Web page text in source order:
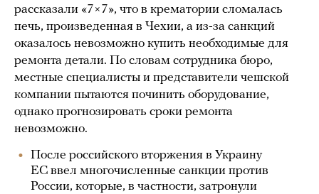
рассказали «7×7», что в крематории сломалась
печь, произведенная в Чехии, а из-за санкций
оказалось невозможно купить необходимые для
ремонта детали. По словам сотрудника бюро,
местные специалисты и представители чешской
компании пытаются починить оборудование,
однако прогнозировать сроки ремонта
невозможно.
После российского вторжения в Украину
ЕС ввел многочисленные санкции против
России, которые, в частности, затронули